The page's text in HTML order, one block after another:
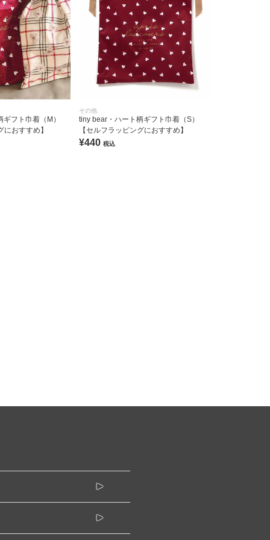
フト巾着（M）
おすすめ】
その他
tiny bear・ハート柄ギフト巾着（S）
【セルフラッピングにおすすめ】
¥440 税込